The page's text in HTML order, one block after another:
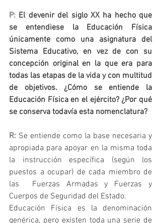
P: El devenir del siglo XX ha hecho que
se entendiese la Educación Física
únicamente como una asignatura del
Sistema Educativo, en vez de con su
concepción original en la que era para
todas las etapas de la vida y con multitud
de objetivos. ¿Cómo se entiende la
Educación Física en el ejército? ¿Por qué
se conserva todavía esta nomenclatura?
R: Se entiende como la base necesaria y
apropiada para apoyar en la misma toda
la instrucción específica (según los
puestos a ocupar) de cada miembro de
las  Fuerzas Armadas y Fuerzas y
Cuerpos de Seguridad del Estado.
Educación Física es la denominación
genérica, pero existen toda una serie de